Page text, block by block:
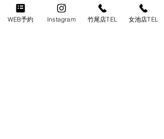
WEB予約 Instagram 竹尾店TEL 女池店TEL